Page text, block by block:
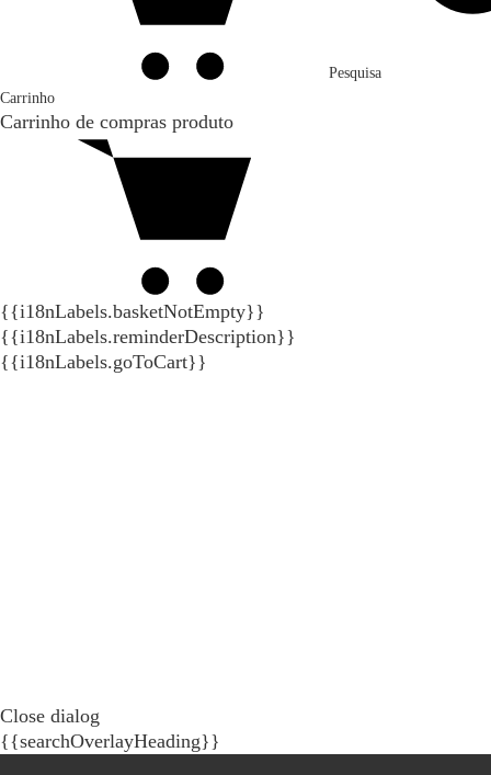
Carrinho
Carrinho de compras produto
{{i18nLabels.basketNotEmpty}}
{{i18nLabels.reminderDescription}}
{{i18nLabels.goToCart}}
Pesquisa
Close dialog
{{searchOverlayHeading}}